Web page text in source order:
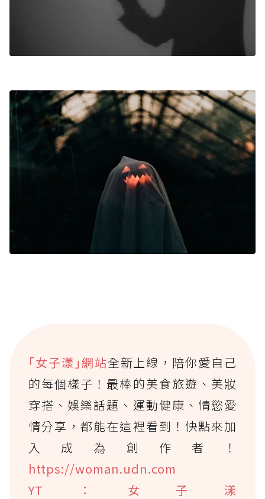
｢女子漾｣網站全新上線，陪你愛自己
的每個樣子！最棒的美食旅遊、美妝
穿搭、娛樂話題、運動健康、情慾愛
情分享，都能在這裡看到！快點來加
入成為創作者！
https://woman.udn.com
YT：女子漾